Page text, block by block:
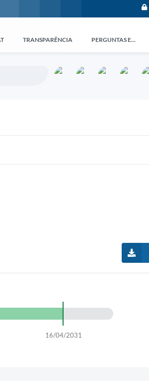
TRANSPARÊNCIA PERGUNTAS E...
16/04/2031